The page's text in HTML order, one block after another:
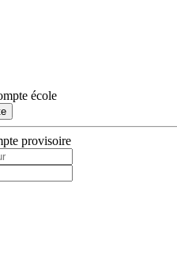
école
provisoire